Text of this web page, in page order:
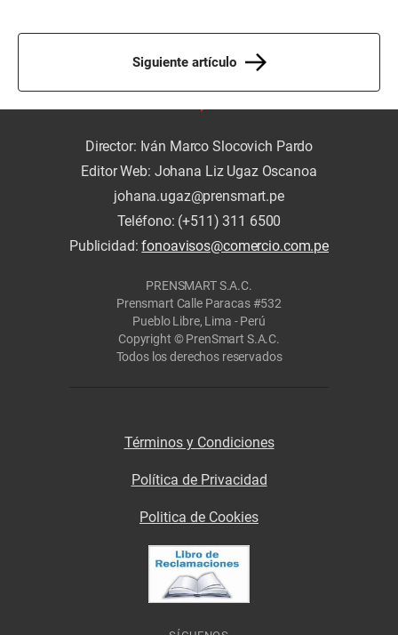
Siguiente artículo
Director: Iván Marco Slocovich Pardo
Editor Web: Johana Liz Ugaz Oscanoa
johana.ugaz@prensmart.pe
Teléfono: (+511) 311 6500
Publicidad:fonoavisos@comercio.com.pe
PRENSMART S.A.C.
Prensmart Calle Paracas #532
Pueblo Libre, Lima - Perú
Copyright © PrenSmart S.A.C.
Todos los derechos reservados
Términos y Condiciones
Política de Privacidad
Politica de Cookies